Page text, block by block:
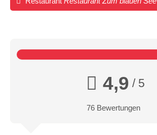
4,9 / 5
76 Bewertungen